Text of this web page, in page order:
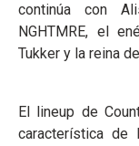
continúa con
NGHTMRE, el
Tukker y la reina
El lineup de
característica de